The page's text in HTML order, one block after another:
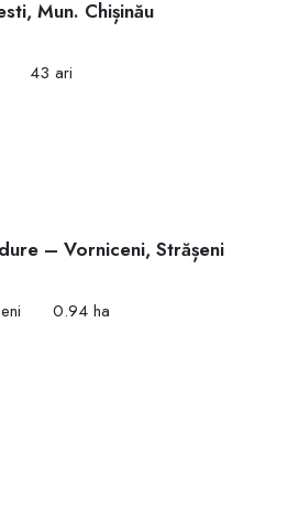
Mun. Chișinău
43 ari
– Vorniceni, Strășeni
0.94 ha